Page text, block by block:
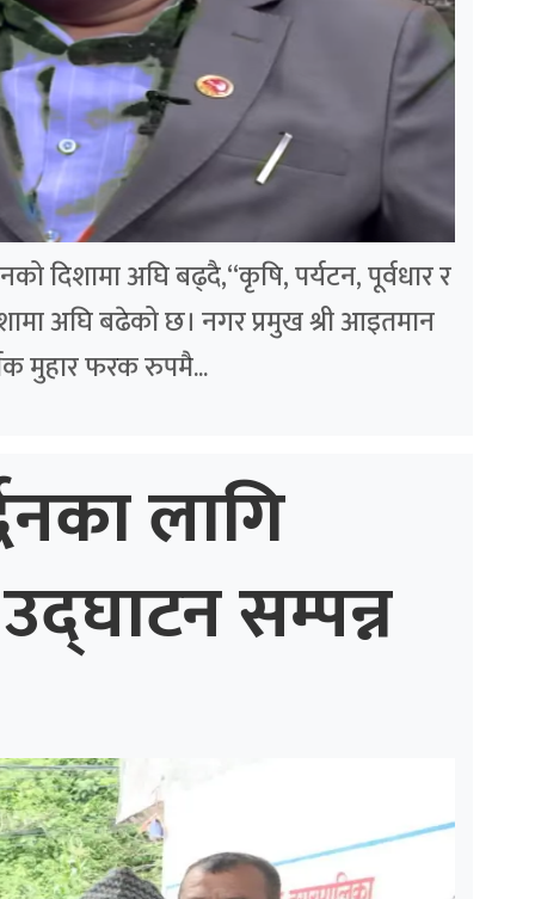
दिशामा अघि बढ्दै,“कृषि, पर्यटन, पूर्वधार र
अघि बढेको छ। नगर प्रमुख श्री आइतमान
मुहार फरक रुपमै...
लागि
सम्पन्न